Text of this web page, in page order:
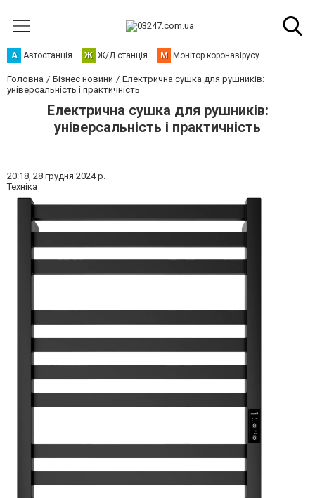
А Автостанція Ж Ж/Д станція М Монітор коронавірусу
Головна Бізнес новини
Електрична сушка для рушників:
універсальність і практичність
Електрична сушка для рушників:
універсальність і практичність
20:18, 28 грудня 2024 р.
Техніка